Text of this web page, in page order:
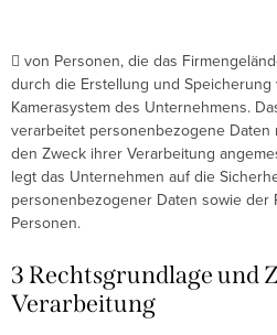
 von Personen, die das
durch die Erstellung und
Kamerasystem des Unternehmens.
verarbeitet personenbezogene
den Zweck ihrer Verarbeitung
legt das Unternehmen auf die
personenbezogener Daten sowie der
Personen.
3 Rechtsgrundlage und
Verarbeitung